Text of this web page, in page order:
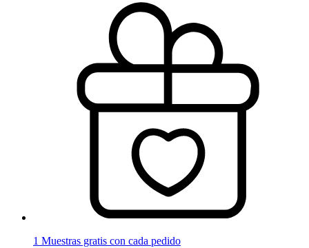
1 Muestras gratis con cada pedido